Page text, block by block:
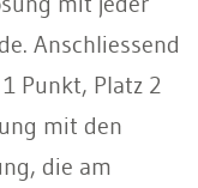
Anschliessend
Punkt, Platz 2
mit den
die am